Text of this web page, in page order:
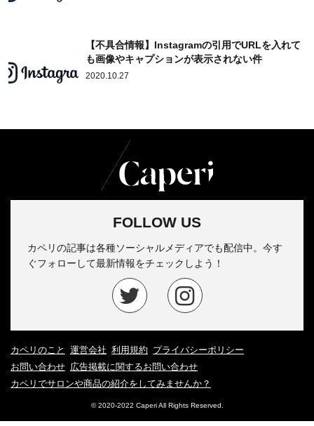
【不具合情報】Instagramの引用でURLを入れて
も画像やキャプションが表示されない件
2020.10.27
FOLLOW US
カペリの記事は各種ソーシャルメディアでも配信中。今す
ぐフォローして最新情報をチェックしよう！
カペリのこと 運営会社 利用規約 プライバシーポリシー
お問い合わせ 広告掲載に関するお問い合わせ
カペリでサロンや商品の紹介をしてみませんか？
© 2020-2022 Caperi All Rights Reserved.